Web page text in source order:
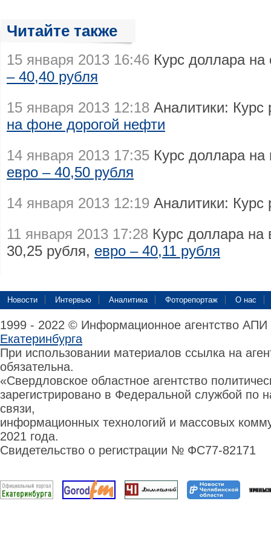
Читайте также
15 января 2013 16:46 Курс доллара
– 40,40 рубля
15 января 2013 12:18 Аналитики:
на фоне дорогой нефти
14 января 2013 17:35 Курс доллара на
евро – 40,50 рубля
14 января 2013 12:19 Аналитики: Курс
11 января 2013 17:28 Курс доллара на
30,25 рубля, евро – 40,11 рубля
Новости Интервью Аналитика Фоторепортаж О нас
1999 - 2022 © Информационное агентство
Екатеринбурга
При использовании материалов ссылка на
обязательна.
«Свердловское областное агентство
зарегистрировано в Федеральной службой по
связи,
информационных технологий и массовых
2021 года.
Свидетельство о регистрации № ФС77-82171